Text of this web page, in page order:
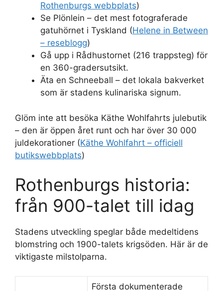
Rothenburgs webbplats)
Se Plönlein – det mest fotograferade
gatuhörnet i Tyskland (Helene in Between
– reseblogg)
Gå upp i Rådhustornet (216 trappsteg) för
en 360-gradersutsikt.
Äta en Schneeball – det lokala bakverket
som är stadens kulinariska signum.
Glöm inte att besöka Käthe Wohlfahrts julebutik
– den är öppen året runt och har över 30 000
juldekorationer (Käthe Wohlfahrt – officiell
butikswebbplats)
Rothenburgs historia:
från 900-talet till idag
Stadens utveckling speglar både medeltidens
blomstring och 1900-talets krigsöden. Här är de
viktigaste milstolparna.
Första dokumenterade